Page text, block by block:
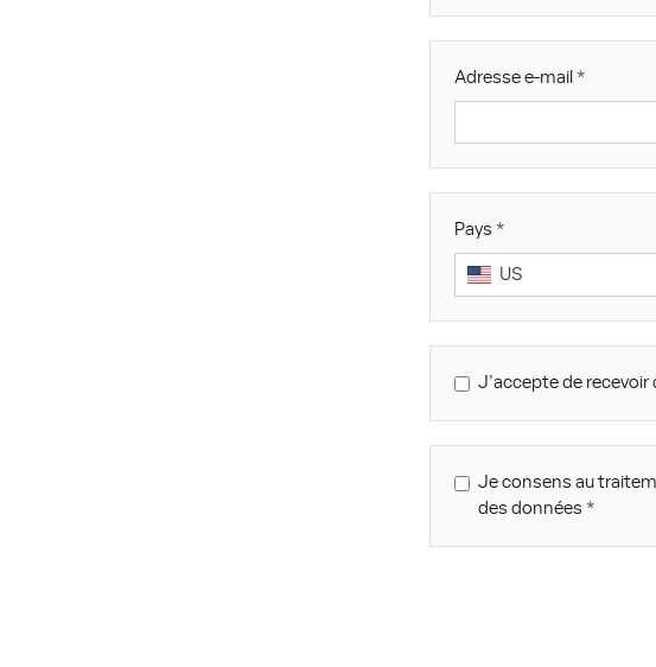
Adresse e-mail
Pays
US
J'accepte de recevoir
Je consens au
des données